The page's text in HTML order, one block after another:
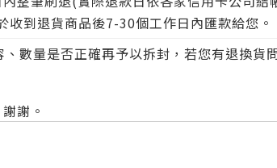
到退貨商品後7-30個工作日內匯款給您。
數量是否正確再予以拆封，若您有退換
謝。